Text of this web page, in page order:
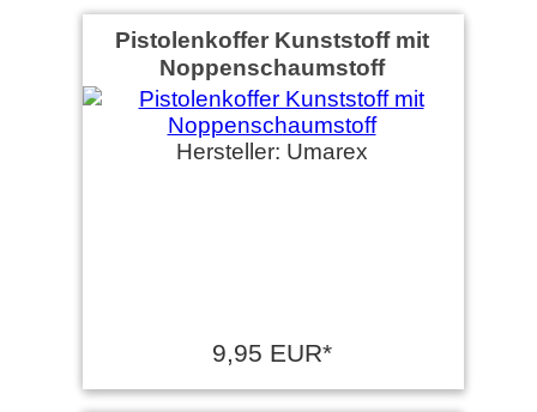
Pistolenkoffer Kunststoff mit
Noppenschaumstoff
Hersteller: Umarex
9,95 EUR*